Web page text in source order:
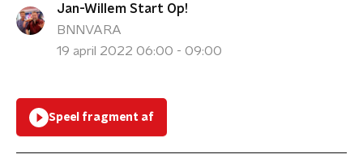
Jan-Willem Start Op!
BNNVARA
19 april 2022 06:00 - 09:00
Speel fragment af